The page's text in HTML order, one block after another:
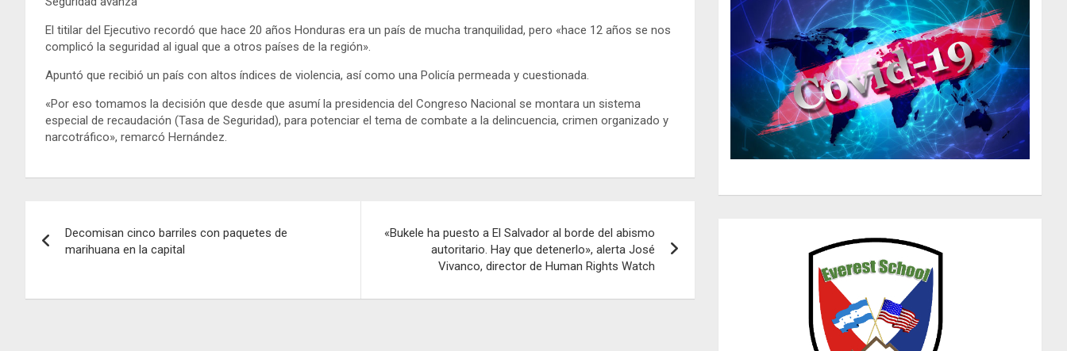
El titilar del Ejecutivo recordó que hace 20 años Honduras era un país de mucha tranquilidad, pero «hace 12 años se nos
complicó la seguridad al igual que a otros países de la región».
Apuntó que recibió un país con altos índices de violencia, así como una Policía permeada y cuestionada.
«Por eso tomamos la decisión que desde que asumí la presidencia del Congreso Nacional se montara un sistema
especial de recaudación (Tasa de Seguridad), para potenciar el tema de combate a la delincuencia, crimen organizado y
narcotráfico», remarcó Hernández.
de
Decomisan cinco barriles con paquetes de
marihuana en la capital
«Bukele ha puesto a El Salvador al borde del abismo
autoritario. Hay que detenerlo», alerta José
Vivanco, director de Human Rights Watch